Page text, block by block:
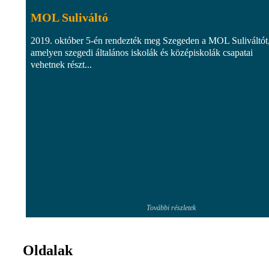
MOL Suliváltó
2019. október 5-én rendezték meg Szegeden a MOL
amelyen szegedi általános iskolák és középiskolák csapatai
vehetnek részt...
További részletek
Oldalak